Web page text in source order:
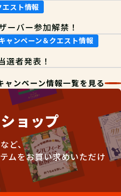
スト情報
ーバー参加解禁！
ャンペーン＆クエスト情報
選者発表！
ャンペーン情報一覧を見る
ョップ
ど、
ムをお買い求めいただけ